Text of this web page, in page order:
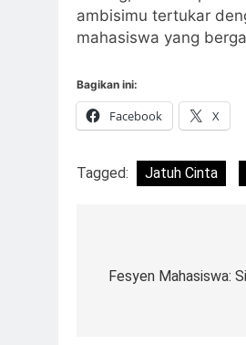
ambisimu tertukar
mahasiswa yang
Bagikan ini:
Facebook X
Tagged: Jatuh Cinta
pos
Fesyen Mahasiswa: